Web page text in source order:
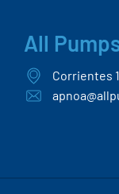
All
Corrientes